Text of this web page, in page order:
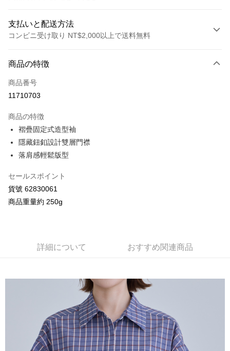
支払いと配送方法
コンビニ受け取り NT$2,000以上で送料無料
クレジットカード1回払い
クレジットカード分割払い
合作金庫商業銀行
華南商業銀行
上海商業儲蓄銀行
国泰世華商業銀行
HSBC(台湾)商業銀行
聯邦商業銀行
玉山商業銀行
LINE Pay
JKOPAY
Google Pay
一、 AFTEE代金後払いについて
1.お支払い方法でAFTEE代金後払いを選択すると、携帯電話認証ウィンド
3.注文するときのお支払いは不要です。商品はご指定の住所に配送されま
4.ご注文が完了すると、携帯に支払い通知のSMSが届きます。アプリ会員
の場合は、AFTEE アプリプッシュ通知が届きます。
5.商品受け取り時のお支払いは不要です。商品を確かめてから、SMSまた
はアプリの通知に従って、4大コンビニ、またはATM/オンラインバンキン
グでお支払いください。
ATM払い
配送毎にNT$80、NT$2,000以上で送料無料
付款後全家取貨
配送毎にNT$80、NT$2,000以上で送料無料
商品の特徴
商品番号
11710703
商品の特徴
褶疊固定式造型袖
隱藏鈕釦設計雙層門襟
落肩感輕鬆版型
セールスポイント
貨號 62830061
商品重量約 250g
詳細について おすすめ関連商品